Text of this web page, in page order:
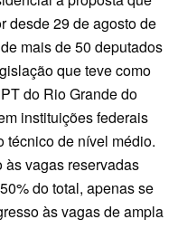
desde 29 de agosto de
mais de 50 deputados
que teve como
do Rio Grande do
instituições federais
técnico de nível médio.
vagas reservadas
do total, apenas se
às vagas de ampla